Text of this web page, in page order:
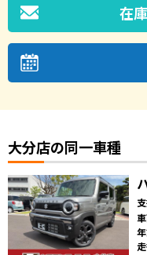
在
大分店の同一車種